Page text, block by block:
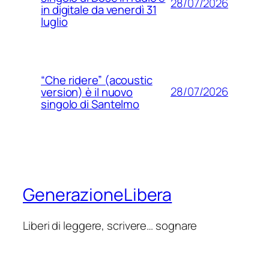
in digitale da venerdì 31
luglio
28/07/2026
“Che ridere” (acoustic
version) è il nuovo
singolo di Santelmo
28/07/2026
GenerazioneLibera
Liberi di leggere, scrivere… sognare